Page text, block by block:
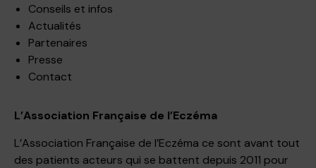
Conseils et infos
Actualités
Partenaires
Presse
Contact
L’Association Française de l’Eczéma
L’Association Française de l’Eczéma ce sont avant tout
des patients acteurs qui se battent depuis 2011 pour